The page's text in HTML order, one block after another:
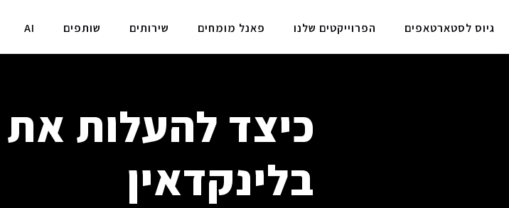
גיוס לסטארטאפים הפרוייקטים שלנו פאנל מומחים שירותים שותפים AI
כיצד להעלות
בלינקדאין